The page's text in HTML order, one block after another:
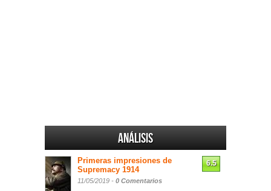
Análisis
Primeras impresiones de
Supremacy 1914
11/05/2019 - 0 Comentarios
6.5